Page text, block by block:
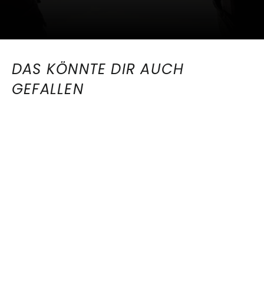
DAS KÖNNTE DIR AUCH
GEFALLEN